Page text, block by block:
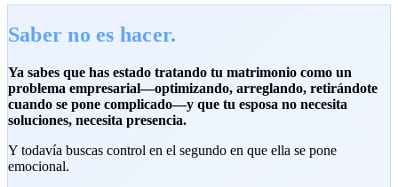
Saber no es hacer.
Ya sabes que has estado tratando tu matrimonio como un
problema empresarial—optimizando, arreglando, retirándote
cuando se pone complicado—y que tu esposa no necesita
soluciones, necesita presencia.
Y todavía buscas control en el segundo en que ella se pone
emocional.